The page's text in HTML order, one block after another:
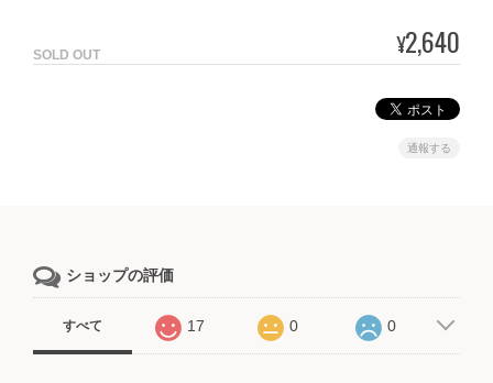
¥2,640
SOLD OUT
通報する
ショップの評価
すべて 17 0 0